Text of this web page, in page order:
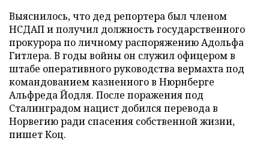
Выяснилось, что дед репортера был членом
НСДАП и получил должность государственного
прокурора по личному распоряжению Адольфа
Гитлера. В годы войны он служил офицером в
штабе оперативного руководства вермахта под
командованием казненного в Нюрнберге
Альфреда Йодля. После поражения под
Сталинградом нацист добился перевода в
Норвегию ради спасения собственной жизни,
пишет Коц.